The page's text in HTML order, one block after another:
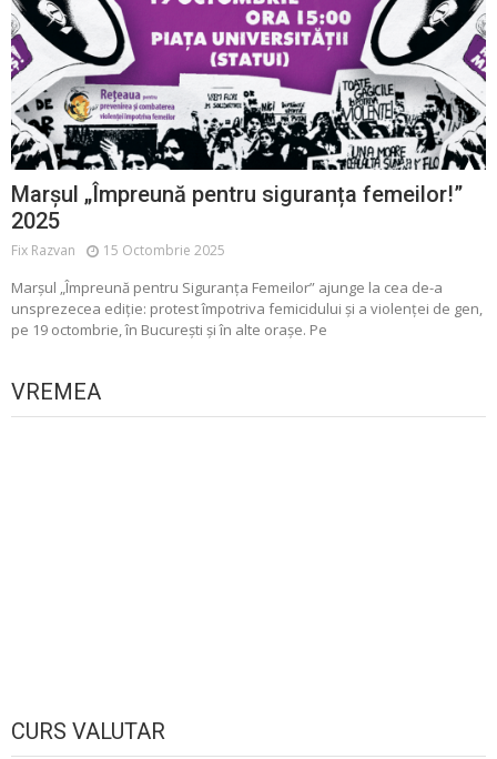
Marșul „Împreună pentru siguranța femeilor!”
2025
Fix Razvan 15 Octombrie 2025
Marșul „Împreună pentru Siguranța Femeilor” ajunge la cea de-a
unsprezecea ediție: protest împotriva femicidului și a violenței de gen,
pe 19 octombrie, în București și în alte orașe. Pe
VREMEA
CURS VALUTAR